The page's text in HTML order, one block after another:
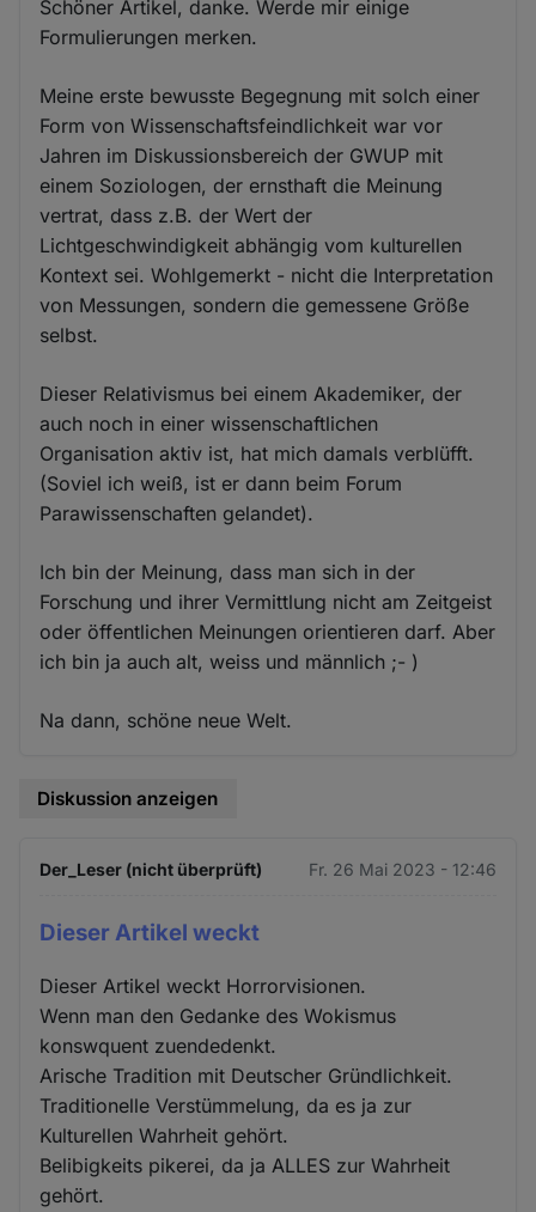
Schöner Artikel, danke. Werde mir einige
Formulierungen merken.
Meine erste bewusste Begegnung mit solch einer
Form von Wissenschaftsfeindlichkeit war vor
Jahren im Diskussionsbereich der GWUP mit
einem Soziologen, der ernsthaft die Meinung
vertrat, dass z.B. der Wert der
Lichtgeschwindigkeit abhängig vom kulturellen
Kontext sei. Wohlgemerkt - nicht die Interpretation
von Messungen, sondern die gemessene Größe
selbst.
Dieser Relativismus bei einem Akademiker, der
auch noch in einer wissenschaftlichen
Organisation aktiv ist, hat mich damals verblüfft.
(Soviel ich weiß, ist er dann beim Forum
Parawissenschaften gelandet).
Ich bin der Meinung, dass man sich in der
Forschung und ihrer Vermittlung nicht am Zeitgeist
oder öffentlichen Meinungen orientieren darf. Aber
ich bin ja auch alt, weiss und männlich ;- )
Na dann, schöne neue Welt.
Diskussion anzeigen
Der_Leser (nicht überprüft) Fr. 26 Mai 2023 - 12:46
Dieser Artikel weckt
Dieser Artikel weckt Horrorvisionen.
Wenn man den Gedanke des Wokismus
konswquent zuendedenkt.
Arische Tradition mit Deutscher Gründlichkeit.
Traditionelle Verstümmelung, da es ja zur
Kulturellen Wahrheit gehört.
Belibigkeits pikerei, da ja ALLES zur Wahrheit
gehört.